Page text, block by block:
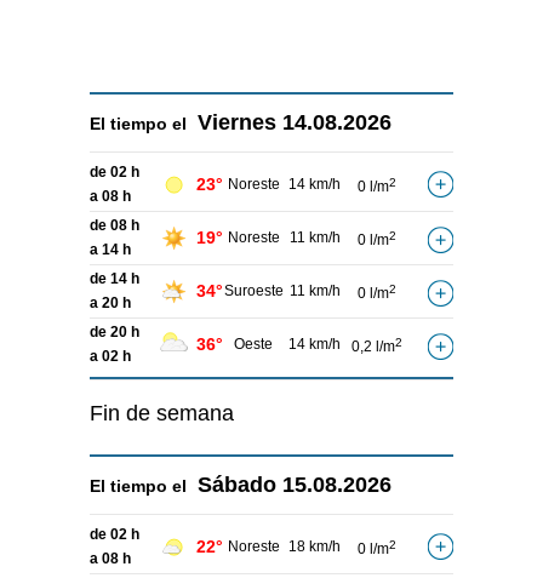
El tiempo el Viernes 14.08.2026
de 02 h
a 08 h
23° Noreste 14 km/h 0 l/m2
de 08 h
a 14 h
19° Noreste 11 km/h 0 l/m2
de 14 h
a 20 h
34°Suroeste 11 km/h 0 l/m2
de 20 h
a 02 h
36° Oeste 14 km/h 0,2 l/m2
Fin de semana
El tiempo el Sábado 15.08.2026
de 02 h
a 08 h
22° Noreste 18 km/h 0 l/m2